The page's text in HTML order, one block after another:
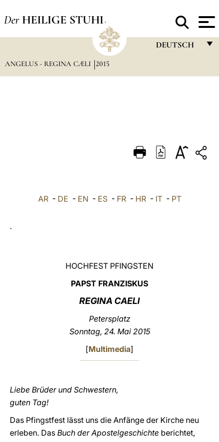
Der HEILIGE STUHL
DEUTSCH
DEUTSCH
العربيّة
ANGELUS - REGINA CÆLI 2015
AR- DE - EN - ES- FR- HR- IT- PT
.
HOCHFEST PFINGSTEN
PAPST FRANZISKUS
REGINA CAELI
Petersplatz
Sonntag, 24. Mai 2015
[Multimedia]
Liebe Brüder und Schwestern,
guten Tag!
Das Pfingstfest lässt uns die Anfänge der Kirche neu
erleben. Das Buch der Apostelgeschichte berichtet,